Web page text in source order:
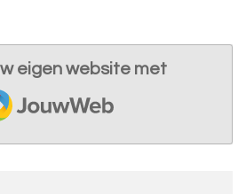
eigen website met